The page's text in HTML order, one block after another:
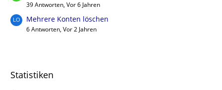
39 Antworten, Vor 6 Jahren
Mehrere Konten löschen
6 Antworten, Vor 2 Jahren
Statistiken